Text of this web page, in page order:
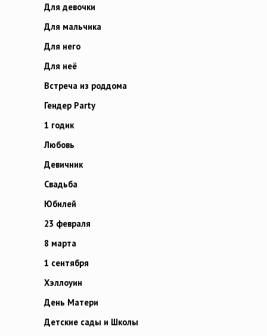
Для девочки
Для мальчика
Для него
Для неё
Встреча из роддома
Гендер Party
1 годик
Любовь
Девичник
Свадьба
Юбилей
23 февраля
8 марта
1 сентября
Хэллоуин
День Матери
Детские сады и Школы